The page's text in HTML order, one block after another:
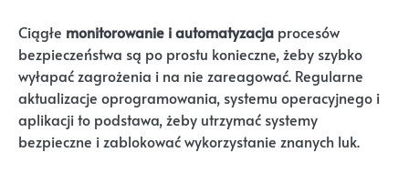
Ciągłe monitorowanie i automatyzacja procesów
bezpieczeństwa są po prostu konieczne, żeby szybko
wyłapać zagrożenia i na nie zareagować. Regularne
aktualizacje oprogramowania, systemu operacyjnego i
aplikacji to podstawa, żeby utrzymać systemy
bezpieczne i zablokować wykorzystanie znanych luk.